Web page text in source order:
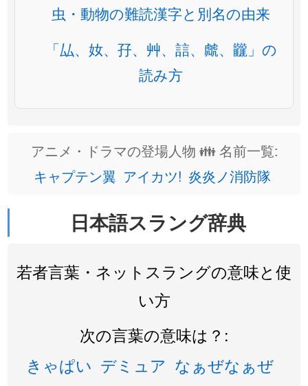
虫・動物の難読漢字と別名の由来
「厸、奻、孖、艸、誩、虤、龖」の
読み方
アニメ・ドラマの登場人物 👪 名前一覧:
キャプテン翼 アイカツ! 炎炎ノ消防隊
日本語スラング辞典
若者言葉・ネットスラングの意味と使
い方
次の言葉の意味は？:
きゃぱい デミュア なぁぜなぁぜ